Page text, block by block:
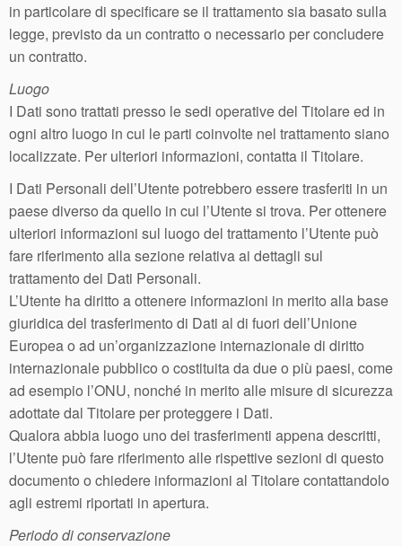
in particolare di specificare se il trattamento sia basato sulla
legge, previsto da un contratto o necessario per concludere
un contratto.
Luogo
I Dati sono trattati presso le sedi operative del Titolare ed in
ogni altro luogo in cui le parti coinvolte nel trattamento siano
localizzate. Per ulteriori informazioni, contatta il Titolare.
I Dati Personali dell’Utente potrebbero essere trasferiti in un
paese diverso da quello in cui l’Utente si trova. Per ottenere
ulteriori informazioni sul luogo del trattamento l’Utente può
fare riferimento alla sezione relativa ai dettagli sul
trattamento dei Dati Personali.
L’Utente ha diritto a ottenere informazioni in merito alla base
giuridica del trasferimento di Dati al di fuori dell’Unione
Europea o ad un’organizzazione internazionale di diritto
internazionale pubblico o costituita da due o più paesi, come
ad esempio l’ONU, nonché in merito alle misure di sicurezza
adottate dal Titolare per proteggere i Dati.
Qualora abbia luogo uno dei trasferimenti appena descritti,
l’Utente può fare riferimento alle rispettive sezioni di questo
documento o chiedere informazioni al Titolare contattandolo
agli estremi riportati in apertura.
Periodo di conservazione